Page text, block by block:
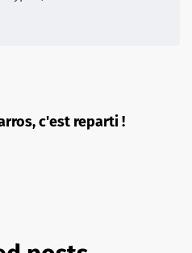
c'est reparti !